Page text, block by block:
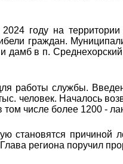
году на
граждан.
дамб в п.
работы службы.
человек. Началось
числе более 1200 -
становятся причиной
региона поручил